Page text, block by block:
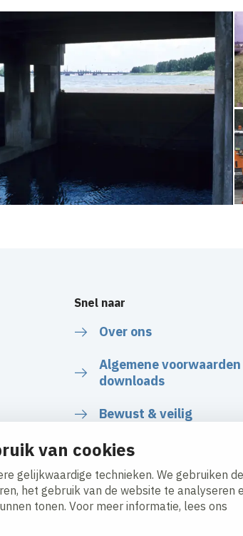
van cookies
gelijkwaardige technieken. We gebruiken
het gebruik van de website te analyseren
tonen. Voor meer informatie, lees ons
Snel naar
Over ons
Algemene voorwaarden
downloads
Bewust & veilig
Werken bij